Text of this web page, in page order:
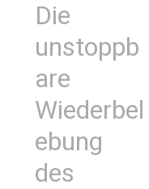
Die
unstoppb
are
Wiederbel
ebung
des